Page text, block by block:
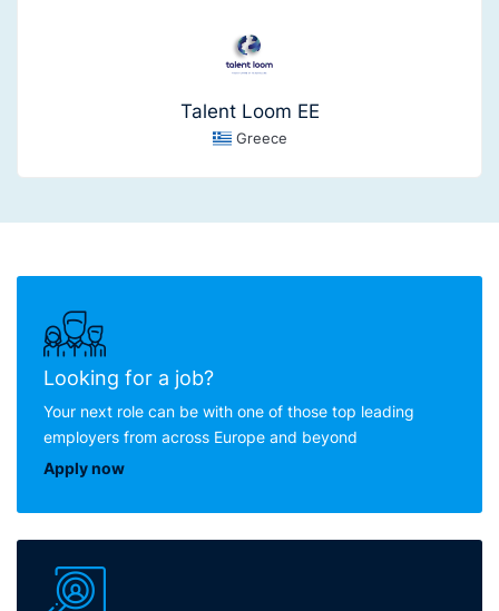
Talent Loom EE
Greece
Looking for a job?
Your next role can be with one of those top leading
employers from across Europe and beyond
Apply now